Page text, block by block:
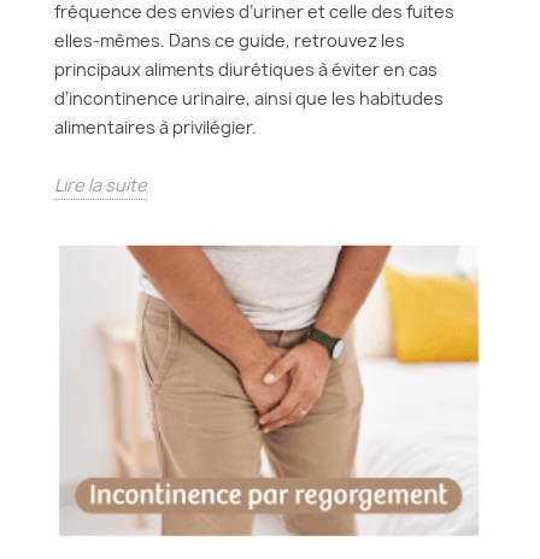
fréquence des envies d’uriner et celle des fuites
elles-mêmes. Dans ce guide, retrouvez les
principaux aliments diurétiques à éviter en cas
d’incontinence urinaire, ainsi que les habitudes
alimentaires à privilégier.
Lire la suite